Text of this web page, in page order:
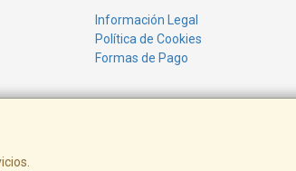
Información Legal
Política de Cookies
Formas de Pago